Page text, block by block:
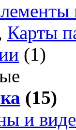
Карты
(1)
(15)
и